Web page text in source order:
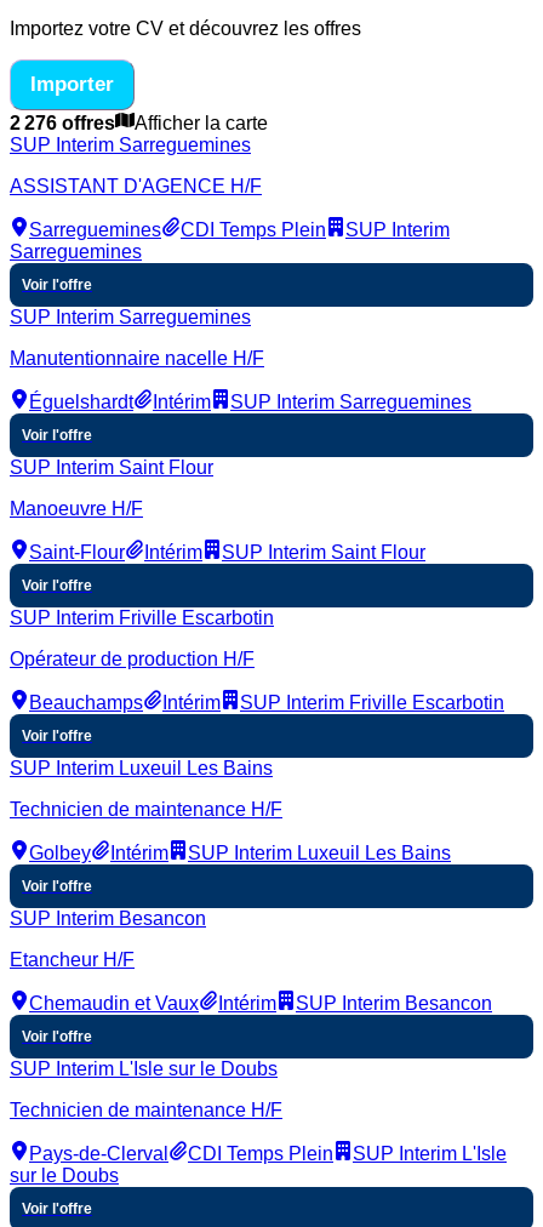
Importez votre CV et découvrez les offres
Importer
2 276 offres
Afficher la carte
SUP Interim Sarreguemines
ASSISTANT D'AGENCE H/F
Sarreguemines CDI Temps Plein
SUP Interim
Sarreguemines
Voir l'offre
SUP Interim Sarreguemines
Manutentionnaire nacelle H/F
Éguelshardt Intérim SUP Interim Sarreguemines
Voir l'offre
SUP Interim Saint Flour
Manoeuvre H/F
Saint-Flour Intérim SUP Interim Saint Flour
Voir l'offre
SUP Interim Friville Escarbotin
Opérateur de production H/F
Beauchamps Intérim SUP Interim Friville Escarbotin
Voir l'offre
SUP Interim Luxeuil Les Bains
Technicien de maintenance H/F
Golbey Intérim SUP Interim Luxeuil Les Bains
Voir l'offre
SUP Interim Besancon
Etancheur H/F
Chemaudin et Vaux Intérim SUP Interim Besancon
Voir l'offre
SUP Interim L'Isle sur le Doubs
Technicien de maintenance H/F
Pays-de-Clerval CDI Temps Plein
SUP Interim L'Isle
sur le Doubs
Voir l'offre